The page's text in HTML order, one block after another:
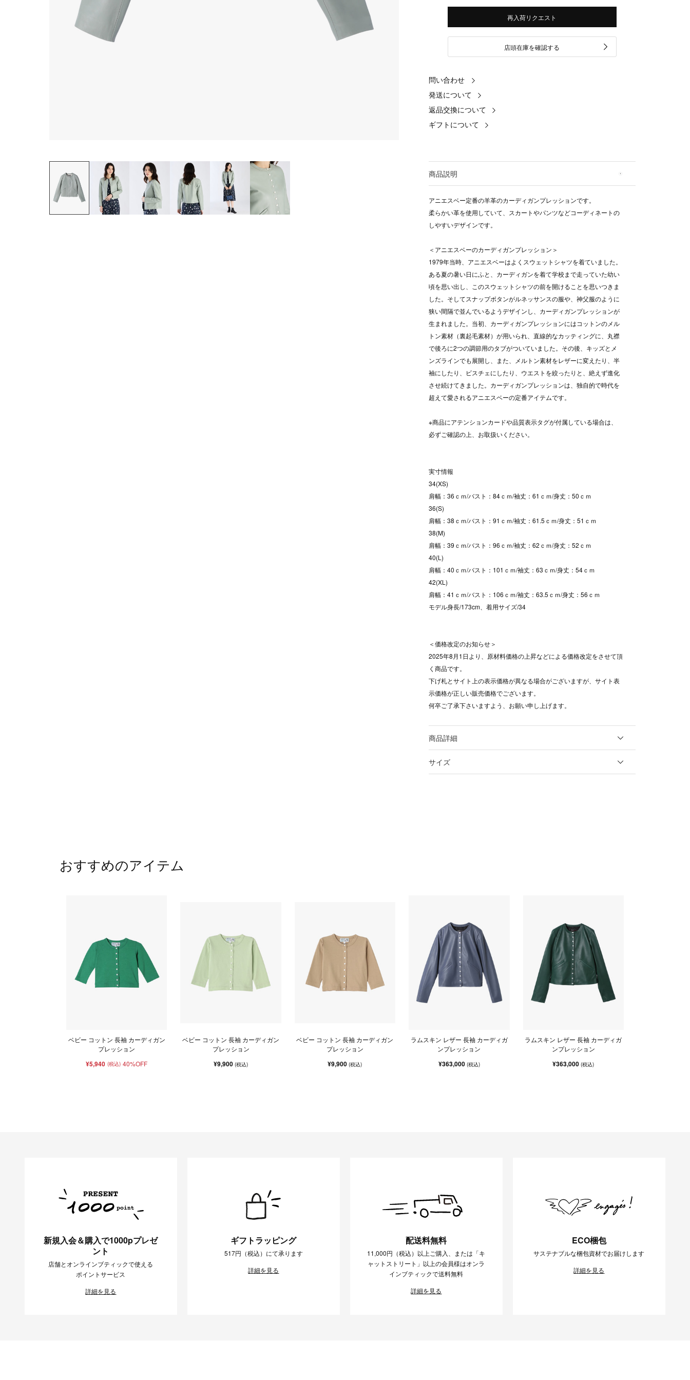
再入荷リクエスト
店頭在庫を確認する
問い合わせ
発送について
返品交換について
ギフトについて
商品説明
アニエスベー定番の羊革のカーディガンプレッションです。
柔らかい革を使用していて、スカートやパンツなどコーディネートの
しやすいデザインです。
＜アニエスベーのカーディガンプレッション＞
1979年当時、アニエスベーはよくスウェットシャツを着ていました。
ある夏の暑い日にふと、カーディガンを着て学校まで走っていた幼い
頃を思い出し、このスウェットシャツの前を開けることを思いつきま
した。そしてスナップボタンがルネッサンスの服や、神父服のように
狭い間隔で並んでいるようデザインし、カーディガンプレッションが
生まれました。当初、カーディガンプレッションにはコットンのメル
トン素材（裏起毛素材）が用いられ、直線的なカッティングに、丸襟
で後ろに2つの調節用のタブがついていました。その後、キッズとメ
ンズラインでも展開し、また、メルトン素材をレザーに変えたり、半
袖にしたり、ビスチェにしたり、ウエストを絞ったりと、絶えず進化
させ続けてきました。カーディガンプレッションは、独自的で時代を
超えて愛されるアニエスベーの定番アイテムです。
※商品にアテンションカードや品質表示タグが付属している場合は、
必ずご確認の上、お取扱いください。
実寸情報
34(XS)
肩幅：36ｃｍ/バスト：84ｃｍ/袖丈：61ｃｍ/身丈：50ｃｍ
36(S)
肩幅：38ｃｍ/バスト：91ｃｍ/袖丈：61.5ｃｍ/身丈：51ｃｍ
38(M)
肩幅：39ｃｍ/バスト：96ｃｍ/袖丈：62ｃｍ/身丈：52ｃｍ
40(L)
肩幅：40ｃｍ/バスト：101ｃｍ/袖丈：63ｃｍ/身丈：54ｃｍ
42(XL)
肩幅：41ｃｍ/バスト：106ｃｍ/袖丈：63.5ｃｍ/身丈：56ｃｍ
モデル身長/173cm、着用サイズ/34
＜価格改定のお知らせ＞
2025年8月1日より、原材料価格の上昇などによる価格改定をさせて頂
く商品です。
下げ札とサイト上の表示価格が異なる場合がございますが、サイト表
示価格が正しい販売価格でございます。
何卒ご了承下さいますよう、お願い申し上げます。
商品詳細
サイズ
おすすめのアイテム
ベビー コットン 長袖 カーディガン
プレッション
¥5,940 (税込) 40%OFF
ベビー コットン 長袖 カーディガン
プレッション
¥9,900(税込)
ベビー コットン 長袖 カーディガン
プレッション
¥9,900(税込)
ラムスキン レザー 長袖 カーディガ
ンプレッション
¥363,000 (税込)
ラムスキン レザー 長袖 カーディガ
ンプレッション
¥363,000(税込)
新規入会＆購入で1000pプレゼ
ント
店舗とオンラインブティックで使える
ポイントサービス
詳細を見る
ギフトラッピング
517円（税込）にて承ります
詳細を見る
配送料無料
11,000円（税込）以上ご購入、または「キ
ャットストリート」以上の会員様はオンラ
インブティックで送料無料
詳細を見る
ECO梱包
サステナブルな梱包資材でお届けします
詳細を見る